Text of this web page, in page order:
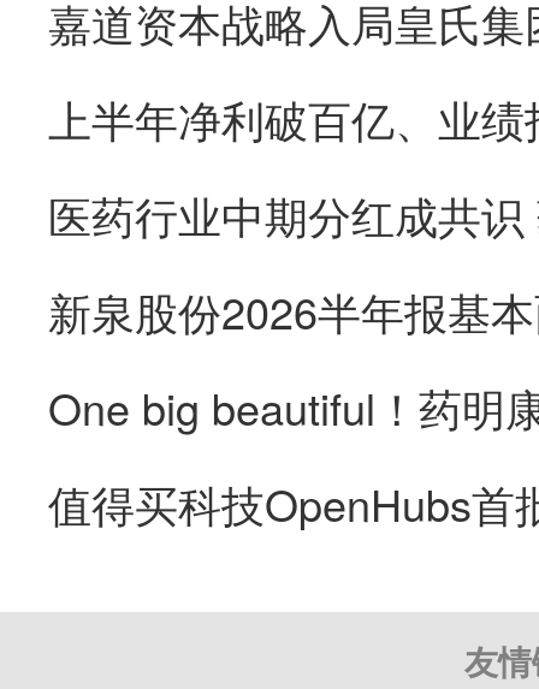
医药行业中期分红成共
友